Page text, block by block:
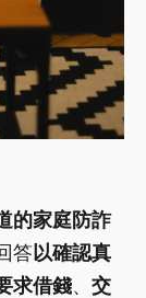
的家庭防詐
答以確認真
求借錢、 交